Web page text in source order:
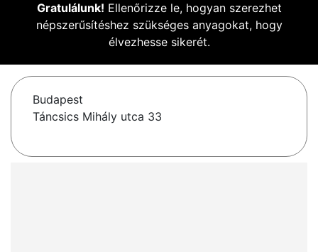
Gratulálunk! Ellenőrizze le, hogyan szerezhet
népszerűsítéshez szükséges anyagokat, hogy
élvezhesse sikerét.
Budapest
Táncsics Mihály utca 33